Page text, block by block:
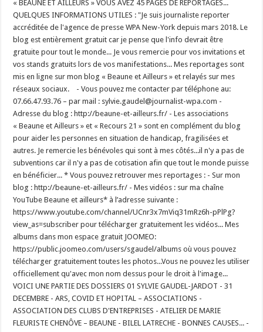
« BEAUNE ET AILLEURS » VOUS AVEZ 45 PAGES DE REPORTAGES...
QUELQUES INFORMATIONS UTILES : "Je suis journaliste reporter
accréditée de l'agence de presse WPA New-York depuis mars 2018. Le
blog est entièrement gratuit car je pense que l'info devrait être
gratuite pour tout le monde... Je vous remercie pour vos invitations et
vos stands gratuits lors de vos manifestations... Mes reportages sont
mis en ligne sur mon blog « Beaune et Ailleurs » et relayés sur mes
réseaux sociaux. - Vous pouvez me contacter par téléphone au:
07.66.47.93.76 – par mail : sylvie.gaudel@journalist-wpa.com -
Adresse du blog : http://beaune-et-ailleurs.fr/ - Les associations
« Beaune et Ailleurs » et « Recours 21 » sont en complément du blog
pour aider les personnes en situation de handicap, fragilisées et
autres. Je remercie les bénévoles qui sont à mes côtés...il n'y a pas de
subventions car il n'y a pas de cotisation afin que tout le monde puisse
en bénéficier... * Vous pouvez retrouver mes reportages : - Sur mon
blog : http://beaune-et-ailleurs.fr/ - Mes vidéos : sur ma chaîne
YouTube Beaune et ailleurs* à l’adresse suivante :
https://www.youtube.com/channel/UCnr3x7mViq31mRz6h-pPlPg?
view_as=subscriber pour télécharger gratuitement les vidéos... Mes
albums dans mon espace gratuit JOOMEO:
https://public.joomeo.com/users/sgaudel/albums où vous pouvez
télécharger gratuitement toutes les photos...Vous ne pouvez les utiliser
officiellement qu'avec mon nom dessus pour le droit à l'image...
VOICI UNE PARTIE DES DOSSIERS 01 SYLVIE GAUDEL-JARDOT - 31
DECEMBRE - ARS, COVID ET HOPITAL – ASSOCIATIONS -
ASSOCIATION DES CLUBS D'ENTREPRISES - ATELIER DE MARIE
FLEURISTE CHENÔVE – BEAUNE - BILEL LATRECHE - BONNES CAUSES... -